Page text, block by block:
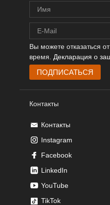
Вы можете отказаться
время. Декларация о
Контакты
Контакты
Instagram
Facebook
LinkedIn
YouTube
TikTok